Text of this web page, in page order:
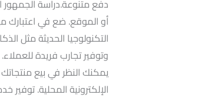
دفع متنوعة.دراسة
أو الموقع. ضع في اعتبارك
التكنولوجيا الحديثة مثل
وتوفير تجارب فريدة
يمكنك النظر في بيع
الإلكترونية المحلية.